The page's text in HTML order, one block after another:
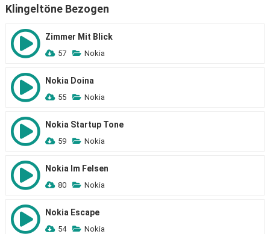
Klingeltöne Bezogen
Zimmer Mit Blick
57 Nokia
Nokia Doina
55 Nokia
Nokia Startup Tone
59 Nokia
Nokia Im Felsen
80 Nokia
Nokia Escape
54 Nokia